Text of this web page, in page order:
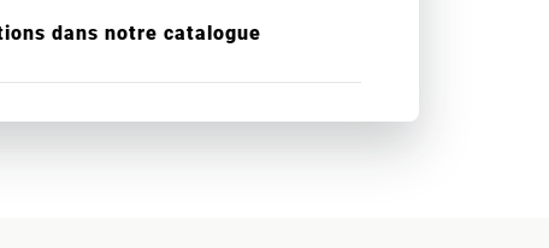
dans notre catalogue